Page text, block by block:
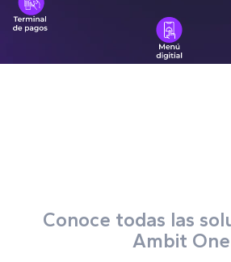
Conoce todas las
Ambit One